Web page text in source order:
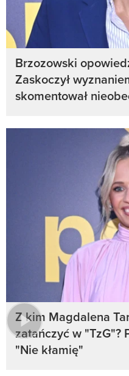
Brzozowski
Zaskoczył
skomentował
Z kim Magdalena
zatańczyć w "TzG"?
"Nie kłamię"